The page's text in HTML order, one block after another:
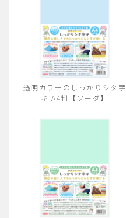
透明カラーのしっかりシタ字
キ A4判【ソーダ】